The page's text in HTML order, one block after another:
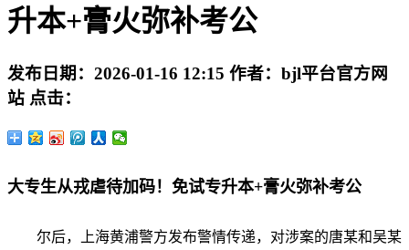
升本+膏火弥补考公
发布日期： 2026-01-16 12:15 作者： bjl平台官方网
站 点击：
大专生从戎虐待加码！免试专升本+膏火弥补考公
尔后，上海黄浦警方发布警情传递，对涉案的唐某和吴某